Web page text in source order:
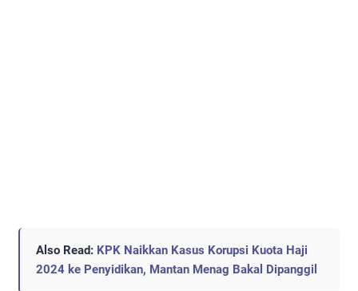
Also Read: KPK Naikkan Kasus Korupsi Kuota Haji
2024 ke Penyidikan, Mantan Menag Bakal Dipanggil